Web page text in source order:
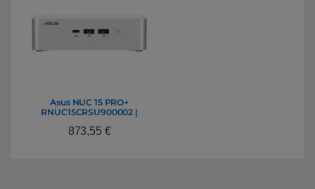
Asus NUC 15 PRO+
RNUC15CRSU900002 |
873,55 €